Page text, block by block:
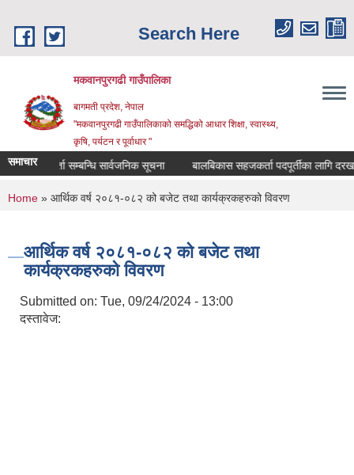
Search Here
मकवानपुरगढी गाउँपालिका
बागमती प्रदेश, नेपाल
"मकवानपुरगढी गाउँपालिकाको समद्धिको आधार शिक्षा, स्‍वास्‍थ्‍य,
कृषि, पर्यटन र पूर्वाधार "
समाचार
सूची दर्ता सम्बन्धि सार्वजनिक सूचना बालबिकास सहजकर्ता पदपूर्तीका लागि दरखास्त
You are here
Home » आर्थिक वर्ष २०८१-०८२ को बजेट तथा कार्यक्रकहरुको विवरण
आर्थिक वर्ष २०८१-०८२ को बजेट तथा
कार्यक्रकहरुको विवरण
Submitted on: Tue, 09/24/2024 - 13:00
दस्तावेज: